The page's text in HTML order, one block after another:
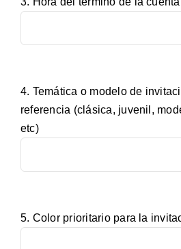
4. Temática o modelo de
referencia (clásica, juvenil,
etc)
5. Color prioritario para la